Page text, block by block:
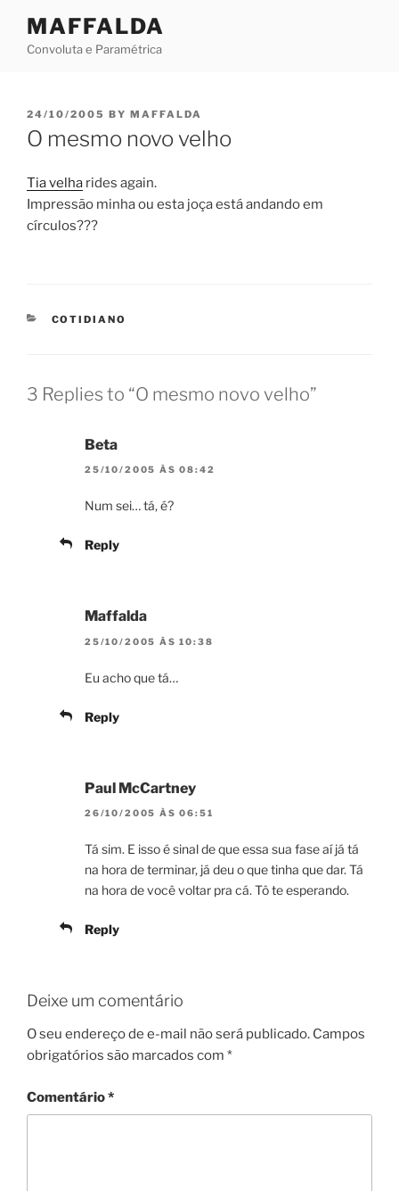
content
MAFFALDA
Convoluta e Paramétrica
POSTED
ON
24/10/2005 BY MAFFALDA
O mesmo novo velho
Tia velha rides again.
Impressão minha ou esta joça está andando em
círculos???
CATEGORIES
COTIDIANO
3 Replies to “O mesmo novo velho”
Beta
25/10/2005 ÀS 08:42
Num sei… tá, é?
Reply
Maffalda
25/10/2005 ÀS 10:38
Eu acho que tá…
Reply
Paul McCartney
26/10/2005 ÀS 06:51
Tá sim. E isso é sinal de que essa sua fase aí já tá
na hora de terminar, já deu o que tinha que dar. Tá
na hora de você voltar pra cá. Tô te esperando.
Reply
Deixe um comentário
O seu endereço de e-mail não será publicado. Campos
obrigatórios são marcados com *
Comentário*